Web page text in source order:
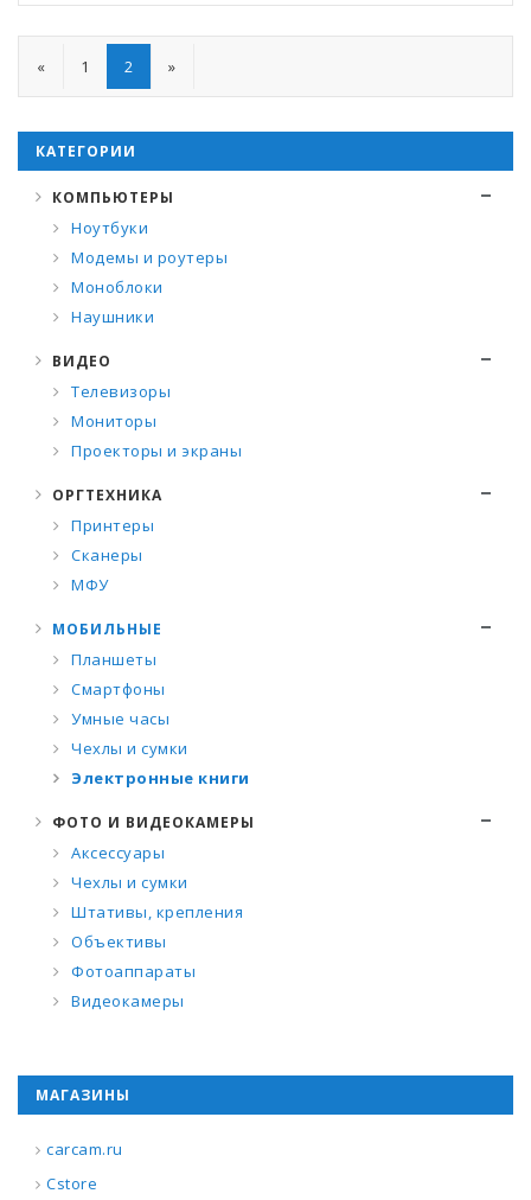
« 1 2 »
КАТЕГОРИИ
КОМПЬЮТЕРЫ
Ноутбуки
Модемы и роутеры
Моноблоки
Наушники
ВИДЕО
Телевизоры
Мониторы
Проекторы и экраны
ОРГТЕХНИКА
Принтеры
Сканеры
МФУ
МОБИЛЬНЫЕ
Планшеты
Смартфоны
Умные часы
Чехлы и сумки
Электронные книги
ФОТО И ВИДЕОКАМЕРЫ
Аксессуары
Чехлы и сумки
Штативы, крепления
Объективы
Фотоаппараты
Видеокамеры
МАГАЗИНЫ
carcam.ru
Cstore